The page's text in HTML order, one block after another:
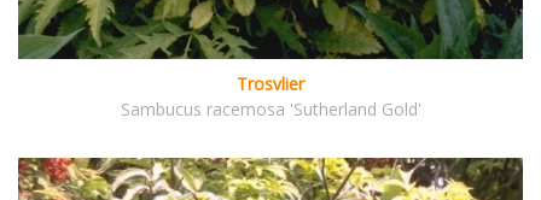
Trosvlier
Sambucus racemosa 'Sutherland Gold'